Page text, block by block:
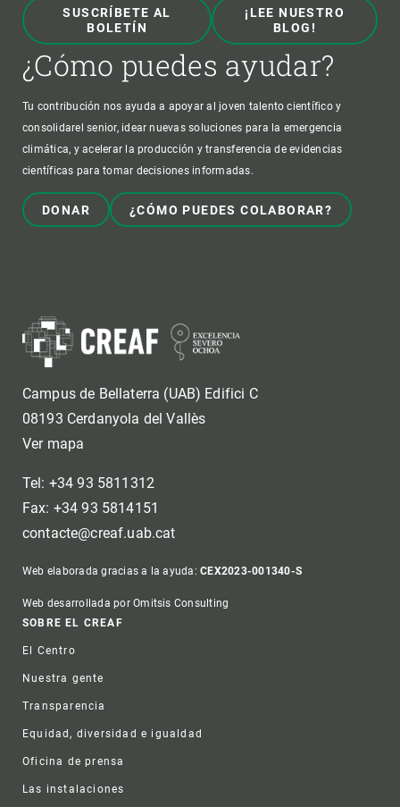
SUSCRÍBETE AL
BOLETÍN
¡LEE NUESTRO
BLOG!
¿Cómo puedes ayudar?
Tu contribución nos ayuda a apoyar al joven talento científico y
consolidarel senior, idear nuevas soluciones para la emergencia
climática, y acelerar la producción y transferencia de evidencias
científicas para tomar decisiones informadas.
DONAR ¿CÓMO PUEDES COLABORAR?
Campus de Bellaterra (UAB) Edifici C
08193 Cerdanyola del Vallès
Ver mapa
Tel: +34 93 5811312
Fax: +34 93 5814151
contacte@creaf.uab.cat
Web elaborada gracias a la ayuda:CEX2023-001340-S
Web desarrollada por Omitsis Consulting
Footer
SOBRE EL CREAF
El Centro
Nuestra gente
Transparencia
Equidad, diversidad e igualdad
Oficina de prensa
Las instalaciones